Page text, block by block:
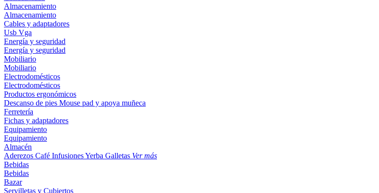
Almacenamiento
Almacenamiento
Cables y adaptadores
Usb Vga
Energía y seguridad
Energía y seguridad
Mobiliario
Mobiliario
Electrodomésticos
Electrodomésticos
Productos ergonómicos
Descanso de pies Mouse pad y apoya muñeca
Ferretería
Fichas y adaptadores
Equipamiento
Equipamiento
Almacén
Aderezos Café InfusionesYerba Galletas Ver más
Bebidas
Bebidas
Bazar
Servilletas y Cubiertos